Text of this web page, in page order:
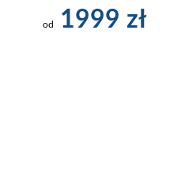
od 1999 zł